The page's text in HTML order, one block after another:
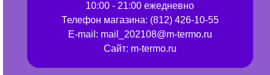
10:00 - 21:00 ежедневно
Телефон магазина: (812) 426-10-55
E-mail: mail_202108@m-termo.ru
Сайт: m-termo.ru